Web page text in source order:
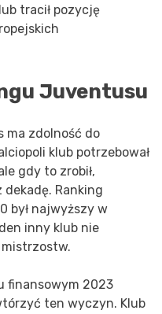
tracił pozycję
Juventusu
ma zdolność do
klub potrzebował
gdy to zrobił,
dekadę. Ranking
był najwyższy w
inny klub nie
finansowym 2023
ten wyczyn. Klub